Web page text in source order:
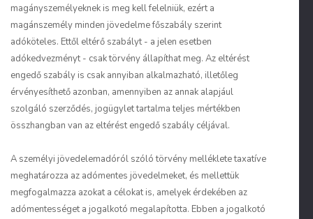
magányszemélyeknek is meg kell felelniük, ezért a
magánszemély minden jövedelme főszabály szerint
adóköteles. Ettől eltérő szabályt - a jelen esetben
adókedvezményt - csak törvény állapíthat meg. Az eltérést
engedő szabály is csak annyiban alkalmazható, illetőleg
érvényesíthető azonban, amennyiben az annak alapjául
szolgáló szerződés, jogügylet tartalma teljes mértékben
összhangban van az eltérést engedő szabály céljával.
A személyi jövedelemadóról szóló törvény melléklete taxatíve
meghatározza az adómentes jövedelmeket, és mellettük
megfogalmazza azokat a célokat is, amelyek érdekében az
adómentességet a jogalkotó megalapította. Ebben a jogalkotó